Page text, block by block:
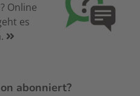
Online
es
abonniert?